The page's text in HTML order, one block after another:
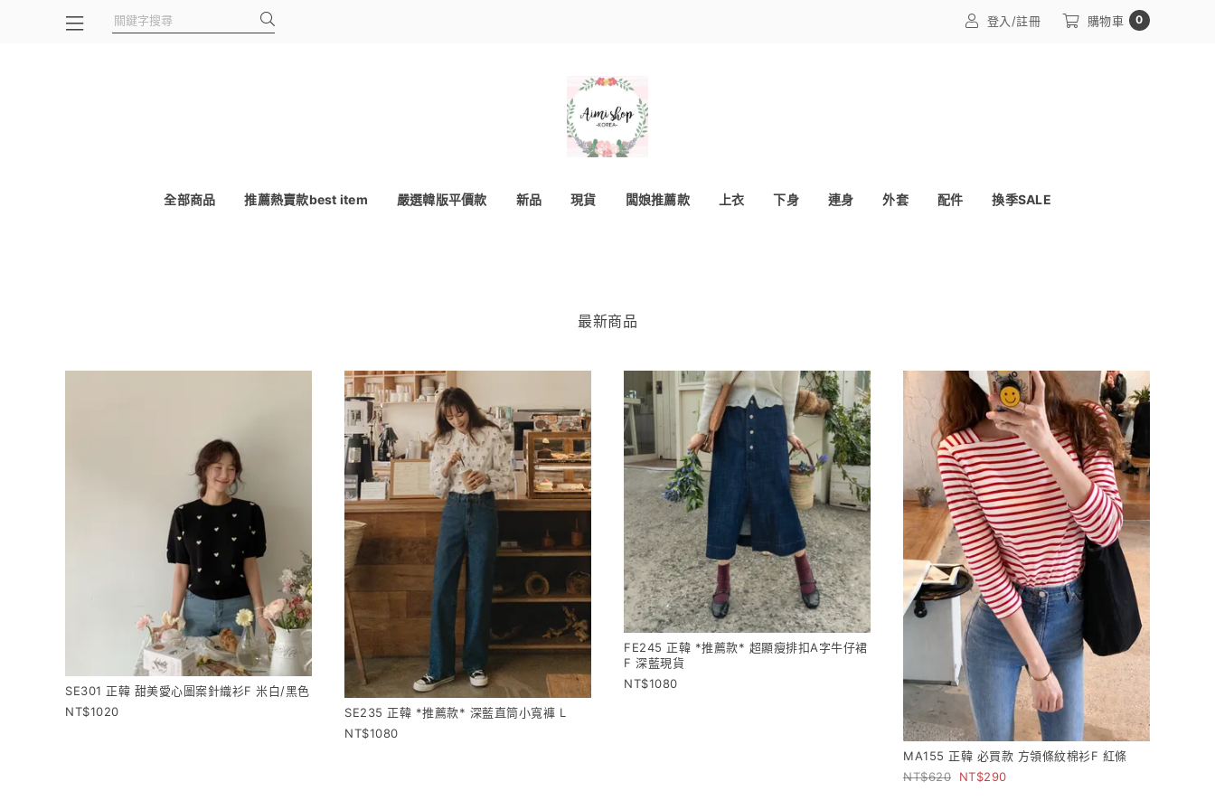
登入/註冊 購物車 0
全部商品 推薦熱賣款best item 嚴選韓版平價款 新品 現貨 闆娘推薦款 上衣 下身 連身 外套 配件 換季SALE
最新商品
SE301 正韓 甜美愛心圖案針織衫F 米白/黑色
1020
SE235 正韓 *推薦款* 深藍直筒小寬褲 L
1080
FE245 正韓 *推薦款* 超顯瘦排扣A字牛仔裙
F 深藍現貨
1080
MA155 正韓 必買款 方領條紋棉衫F 紅條
620
290